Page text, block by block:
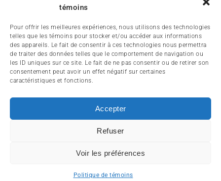
témoins
Pour offrir les meilleures expériences, nous utilisons des technologies
telles que les témoins pour stocker et/ou accéder aux informations
des appareils. Le fait de consentir à ces technologies nous permettra
de traiter des données telles que le comportement de navigation ou
les ID uniques sur ce site. Le fait de ne pas consentir ou de retirer son
consentement peut avoir un effet négatif sur certaines
caractéristiques et fonctions.
Accepter
Refuser
Voir les préférences
Politique de témoins
Nous contacter
ACTUALITÉ
ESSAIS
SERVICES ET TOURISME